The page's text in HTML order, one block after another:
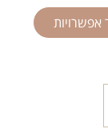
אפשרויות